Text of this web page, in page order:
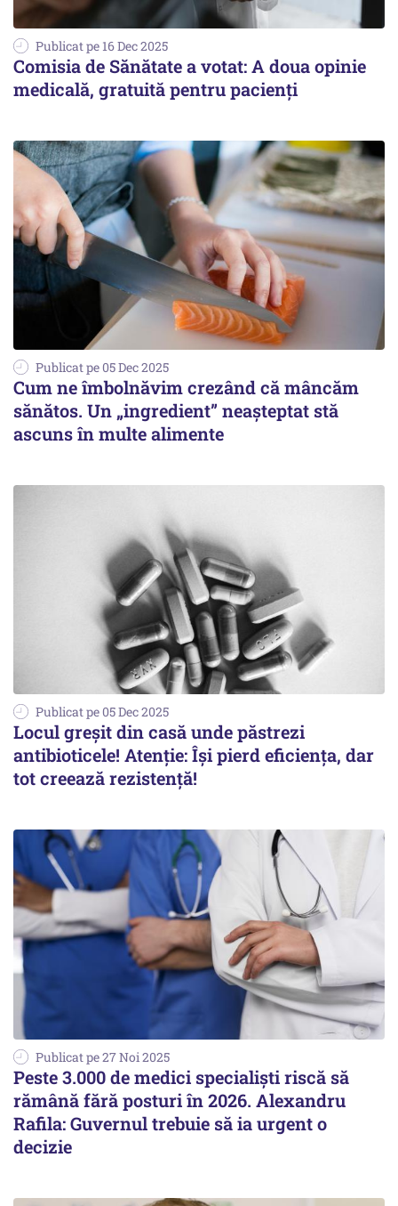
Publicat pe 16 Dec 2025
Comisia de Sănătate a votat: A doua opinie
medicală, gratuită pentru pacienți
Publicat pe 05 Dec 2025
Cum ne îmbolnăvim crezând că mâncăm
sănătos. Un „ingredient” neașteptat stă
ascuns în multe alimente
Publicat pe 05 Dec 2025
Locul greșit din casă unde păstrezi
antibioticele! Atenție: Își pierd eficiența, dar
tot creează rezistență!
Publicat pe 27 Noi 2025
Peste 3.000 de medici specialiști riscă să
rămână fără posturi în 2026. Alexandru
Rafila: Guvernul trebuie să ia urgent o
decizie